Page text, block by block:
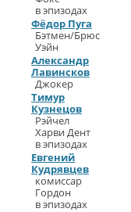
в эпизодах
Фёдор Пуга
Бэтмен/Брюс
Уэйн
Александр
Лавинсков
Джокер
Тимур
Кузнецов
Рэйчел
Харви Дент
в эпизодах
Евгений
Кудрявцев
комиссар
Гордон
в эпизодах